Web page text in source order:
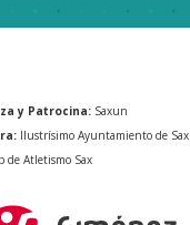
y Patrocina: Saxun
Ilustrísimo Ayuntamiento de Sax
de Atletismo Sax